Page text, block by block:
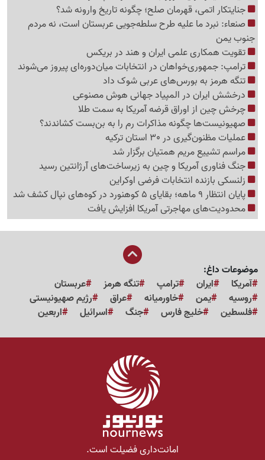
جنایتکار اتمی، قهرمان صلح؛ چگونه تاریخ وارونه شد؟
صنعاء: نبرد ما علیه طرح سلطه‌جویی عربستان است، نه مردم
جنوب یمن
تقویت همکاری علمی ایران و هند در بریکس
ترامپ: جمهوری‌خواهان در انتخابات میان‌دوره‌ای پیروز می‌شوند
تنگه هرمز به بورس‌های عربی شوک داد
درخشش ایران در المپیاد جهانی هوش مصنوعی
چرخش چین از اوراق قرضه آمریکا به سمت طلا
صهیونیست‌ها چگونه مذاکرات رم را به بن‌بست کشاندند؟
عملیات مظنون‌گیری در 30 استان ترکیه
مراسم تشییع مریم همتیان برگزار شد
جنگ فناوری آمریکا و چین به زیرساخت‌های آرژانتین رسید
زلنسکی بازنده انتخابات فرضی اوکراین
پایان انتظار 9 ماهه؛ بقایای 5 کوهنورد در کوه‌های نپال کشف شد
محدودیت‌های مهاجرتی آمریکا افزایش یافت
موضوعات داغ:
آمریکا
ایران ترامپ تنگه هرمز
عربستان
روسیه
یمن خاورمیانه عراق
رژیم صهیونیستی
فلسطین
خلیج فارس جنگ اسرائیل اربعین
امانت‌داری فضیلت است.